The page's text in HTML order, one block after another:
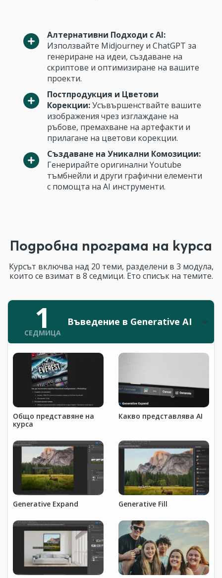
Алтернативни Подходи с AI:
Използвайте Midjourney и ChatGPT за
генериране на идеи, създаване на
скриптове и оптимизиране на вашите
проекти.
Постпродукция и Цветови
Корекции:Усъвършенствайте вашите
изображения чрез изглаждане на
ръбове, премахване на артефакти и
прилагане на цветови корекции.
Създаване на Уникални Комозиции:
Генерирайте оригинални Youtube
тъмбнейли и други графични елементи
с помощта на AI инструменти.
Подробна програма на курса
Курсът включва над 20 теми, разделени в 3 модула,
които се взимат в 8 седмици. Ето списък на темите.
1
СЕДМИЦА
Въведение в Generative AI
Общо представяне на
курса
Какво представлява AI
Generative Expand Generative Fill